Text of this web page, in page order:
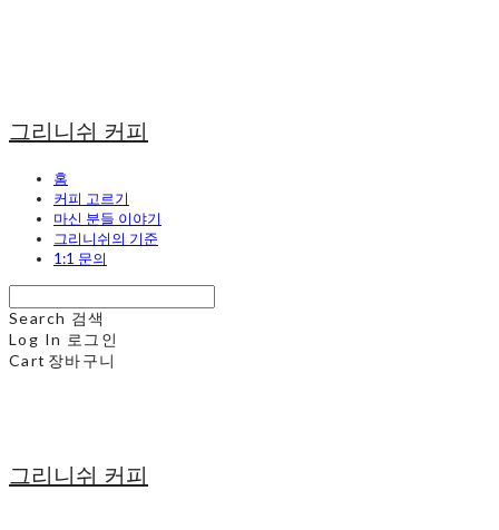
그리니쉬 커피
홈
커피 고르기
마신 분들 이야기
그리니쉬의 기준
1:1 문의
Search 검색
Log In 로그인
Cart 장바구니
그리니쉬 커피